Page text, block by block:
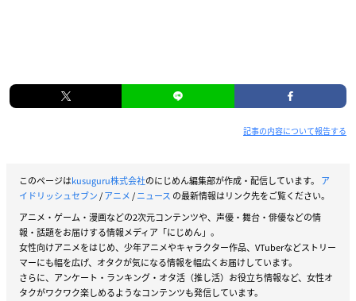
記事の内容について報告する
このページはkusuguru株式会社のにじめん編集部が作成・配信しています。 ア
イドリッシュセブン/アニメ/ニュース の最新情報はリンク先をご覧ください。
アニメ・ゲーム・漫画などの2次元コンテンツや、声優・舞台・俳優などの情
報・話題をお届けする情報メディア「にじめん」。
女性向けアニメをはじめ、少年アニメやキャラクター作品、VTuberなどストリー
マーにも幅を広げ、オタクが気になる情報を幅広くお届けしています。
さらに、アンケート・ランキング・オタ活（推し活）お役立ち情報など、女性オ
タクがワクワク楽しめるようなコンテンツも発信しています。